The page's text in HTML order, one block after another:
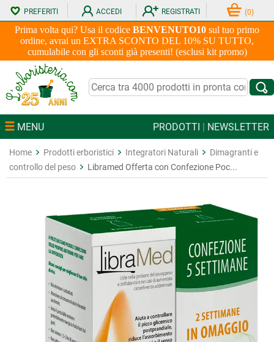
Prima volta qui? Usa il codice BENVENUTO10 sul tuo primo
ordine, avrai un EXTRA SCONTO DEL 10% SU TUTTO,
cumulabile con gli sconti già presenti! (esclusi kit promo)
PREFERITI ACCEDI REGISTRATI (0)
MENU PRODOTTI | NEWSLETTER
Home Prodotti erboristici Integratori Naturali
Dimagranti e
controllo del peso
Libramed Offerta con Confezione Poc...